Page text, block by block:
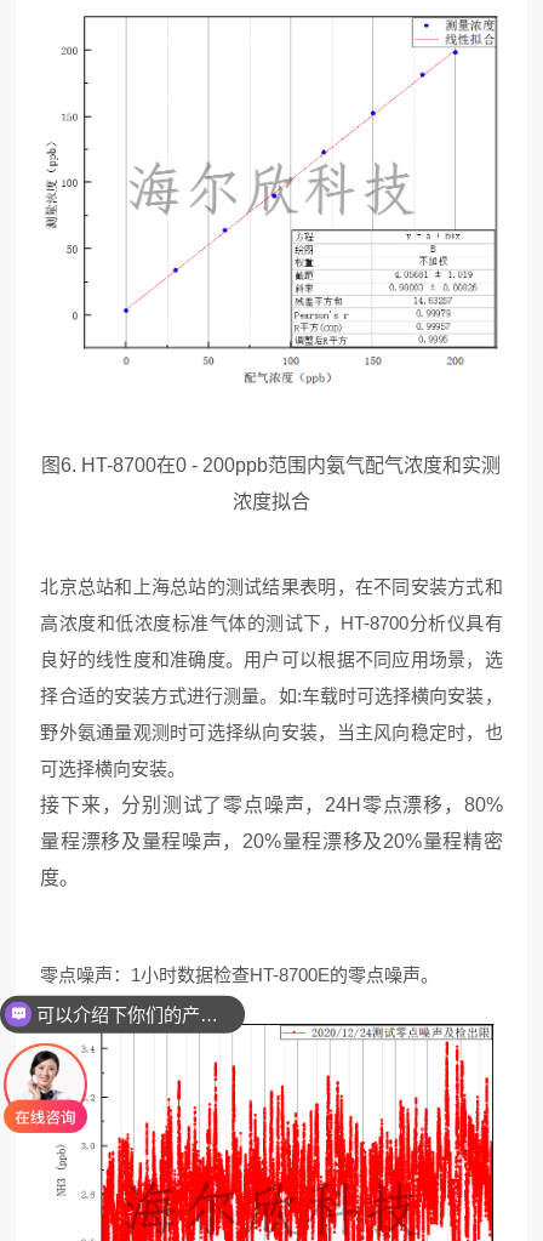
图6. HT-8700在0 - 200ppb范围内氨气配气浓度和实测
浓度拟合
北京总站和上海总站的测试结果表明，在不同安装方式和
高浓度和低浓度标准气体的测试下，HT-8700分析仪具有
良好的线性度和准确度。用户可以根据不同应用场景，选
择合适的安装方式进行测量。如:车载时可选择横向安装，
野外氨通量观测时可选择纵向安装，当主风向稳定时，也
可选择横向安装。
接下来，分别测试了零点噪声，24H零点漂移，80%
量程漂移及量程噪声，20%量程漂移及20%量程精密
度。
零点噪声：1小时数据检查HT-8700E的零点噪声。
可以介绍下你们的产品么
你们是怎么收费的呢